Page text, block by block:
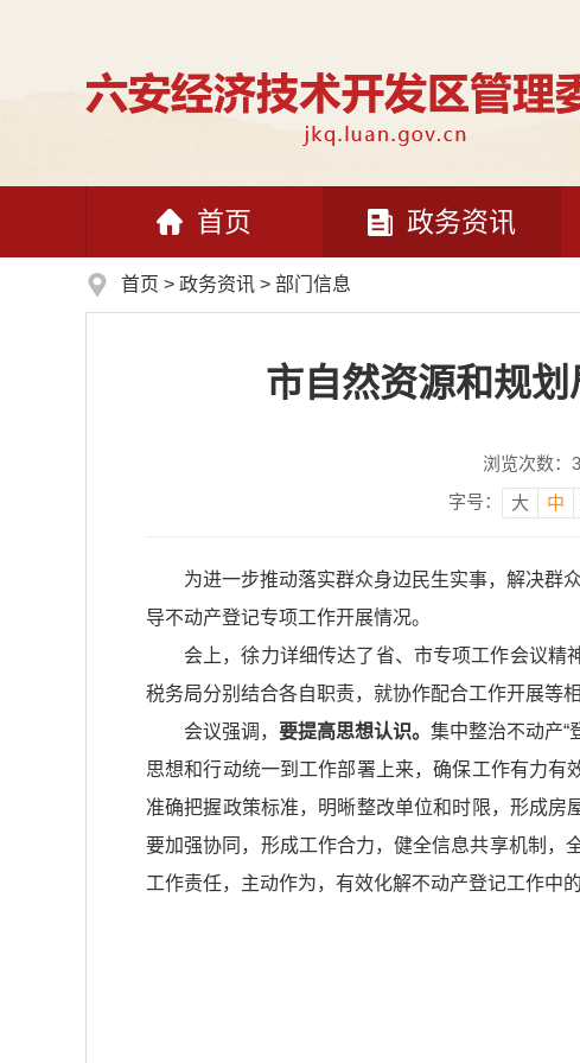
首页 政务资讯
首页 > 政务资讯 > 部门信息
市自然资源和规
浏览次数：
字号：
大 中
为进一步推动落实群众身边民生实事，解决群
导不动产登记专项工作开展情况。
会上，徐力详细传达了省、市专项工作会议精
税务局分别结合各自职责，就协作配合工作开展等
会议强调， 要提高思想认识。 集中整治不动产“
思想和行动统一到工作部署上来，确保工作有力有
准确把握政策标准，明晰整改单位和时限，形成房
要加强协同，形成工作合力，健全信息共享机制，
工作责任，主动作为，有效化解不动产登记工作中